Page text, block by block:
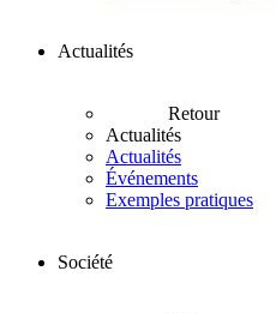
Actualités
Retour
Actualités
Actualités
Événements
Exemples pratiques
Société